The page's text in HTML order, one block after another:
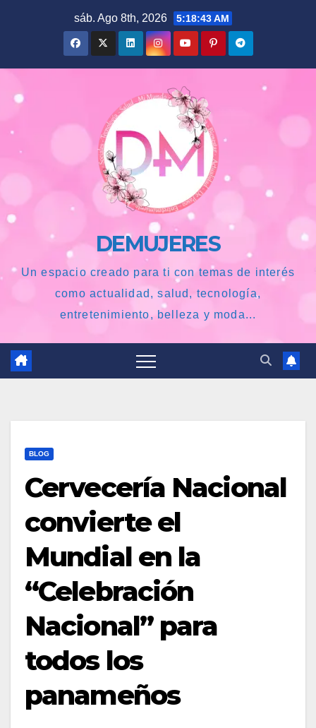
sáb. Ago 8th, 2026 5:18:44 AM
DEMUJERES
Un espacio creado para ti con temas de interés
como actualidad, salud, tecnología,
entretenimiento, belleza y moda...
BLOG
Cervecería Nacional
convierte el
Mundial en la
“Celebración
Nacional” para
todos los
panameños